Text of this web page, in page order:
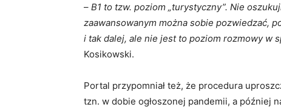
– B1 to tzw. poziom „turystyczny”. Nie
zaawansowanym można sobie pozwiedzać,
i tak dalej, ale nie jest to poziom rozmowy w
Kosikowski.
Portal przypomniał też, że procedura
tzn. w dobie ogłoszonej pandemii, a później